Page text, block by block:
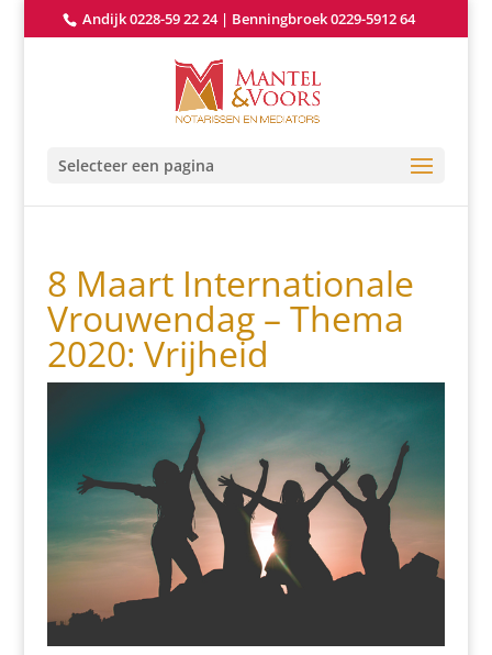
Andijk 0228-59 22 24| Benningbroek 0229-5912 64
Selecteer een pagina
8 Maart Internationale
Vrouwendag – Thema
2020: Vrijheid